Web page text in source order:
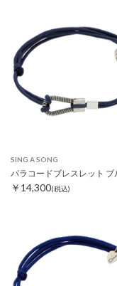
SING A SONG
￥14,300(税込)